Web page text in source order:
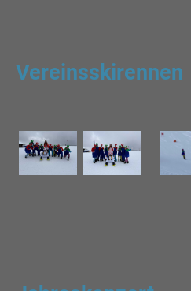
Vereinsskirennen